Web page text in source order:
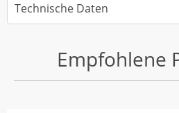
Technische Daten
Empfohlene